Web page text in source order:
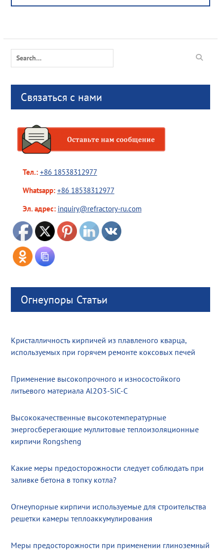
Search
Связаться с нами
Тел.: +86 18538312977
Whatsapp: +86 18538312977
Эл. адрес: inquiry@refractory-ru.com
Огнеупоры Статьи
Кристалличность кирпичей из плавленого кварца,
используемых при горячем ремонте коксовых печей
Применение высокопрочного и износостойкого
литьевого материала Al2O3-SiC-C
Высококачественные высокотемпературные
энергосберегающие муллитовые теплоизоляционные
кирпичи Rongsheng
Какие меры предосторожности следует соблюдать при
заливке бетона в топку котла?
Огнеупорные кирпичи используемые для строительства
решетки камеры теплоаккумулирования
Меры предосторожности при применении глиноземный